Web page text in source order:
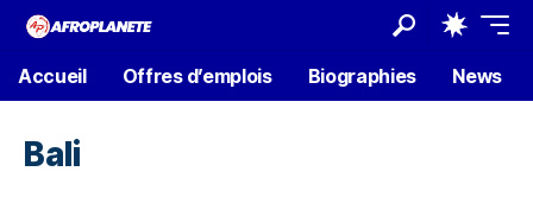
Accueil Offres d’emplois Biographies News
Bali